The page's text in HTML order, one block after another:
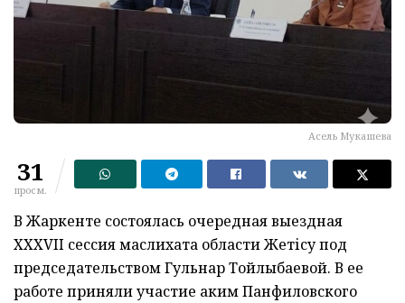
Асель Мукашева
31
просм.
В Жаркенте состоялась очередная выездная
XXXVII сессия маслихата области Жетісу под
председательством Гульнар Тойлыбаевой. В ее
работе приняли участие аким Панфиловского